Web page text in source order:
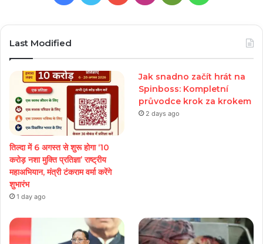
Last Modified
तिल्दा में 6 अगस्त से शुरू होगा ‘10
करोड़ नशा मुक्ति प्रतिज्ञा’ राष्ट्रीय
महाअभियान, मंत्री टंकराम वर्मा करेंगे
शुभारंभ
1 day ago
Jak snadno začít hrát na
Spinboss: Kompletní
průvodce krok za krokem
2 days ago